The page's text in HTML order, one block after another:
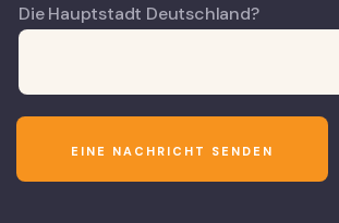
Die Hauptstadt Deutschland?